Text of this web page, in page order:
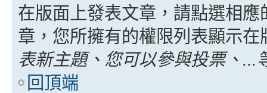
在版面上發表文章，請點選相
章，您所擁有的權限列表顯示
表新主題、您可以參與投票、...
回頂端